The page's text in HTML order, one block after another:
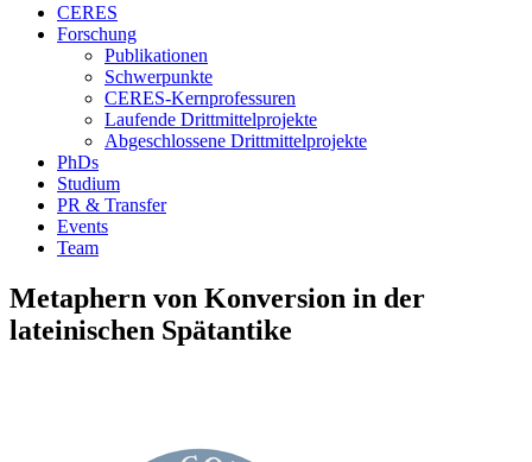
CERES
Forschung
Publikationen
Schwerpunkte
CERES-Kernprofessuren
Laufende Drittmittelprojekte
Abgeschlossene Drittmittelprojekte
PhDs
Studium
PR & Transfer
Events
Team
Metaphern von Konversion in der
lateinischen Spätantike